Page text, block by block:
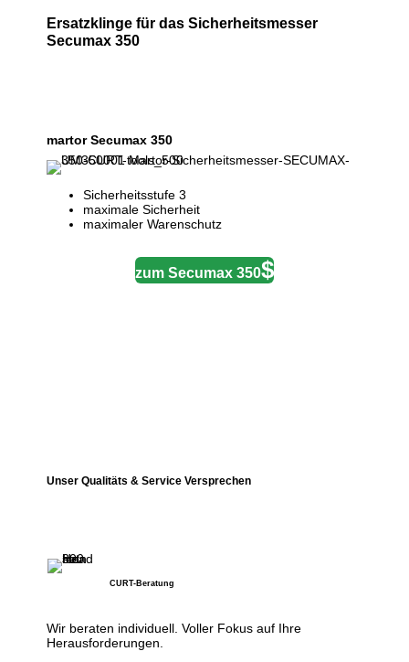
Ersatzklinge für das Sicherheitsmesser
Secumax 350
martor Secumax 350
Sicherheitsstufe 3
maximale Sicherheit
maximaler Warenschutz
zum Secumax 350
Unser Qualitäts & Service Versprechen
CURT-Beratung
Wir beraten individuell. Voller Fokus auf Ihre
Herausforderungen.